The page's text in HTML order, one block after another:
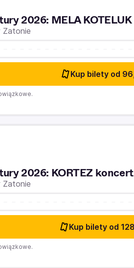
2026: MELA
Zatonie
Kup bilety od
2026: KORTEZ
Zatonie
Kup bilety od